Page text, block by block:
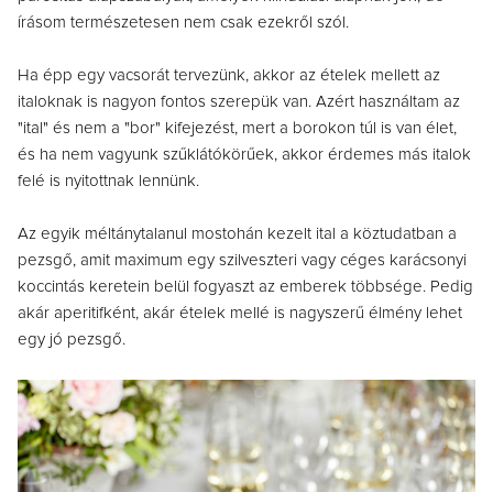
írásom természetesen nem csak ezekről szól.
Ha épp egy vacsorát tervezünk, akkor az ételek mellett az
italoknak is nagyon fontos szerepük van. Azért használtam az
"ital" és nem a "bor" kifejezést, mert a borokon túl is van élet,
és ha nem vagyunk szűklátókörűek, akkor érdemes más italok
felé is nyitottnak lennünk.
Az egyik méltánytalanul mostohán kezelt ital a köztudatban a
pezsgő, amit maximum egy szilveszteri vagy céges karácsonyi
koccintás keretein belül fogyaszt az emberek többsége. Pedig
akár aperitifként, akár ételek mellé is nagyszerű élmény lehet
egy jó pezsgő.